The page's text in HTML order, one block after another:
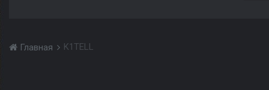
Главная K1TELL